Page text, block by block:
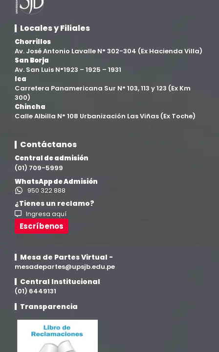
Locales y Filiales
Chorrillos
Av. José Antonio Lavalle N° 302-304 (Ex Hacienda Villa)
San Borja
Av. San Luis N°1923 – 1925 – 1931
Ica
Carretera Panamericana Sur N° 103, 113 y 123 (Ex Km
300)
Chincha
Calle Albilla N° 108 Urbanización Las Viñas (Ex Toche)
Contáctanos
Central de admisión
(01) 709-5999
WhatsApp de Admisión
950 322 888
¿Tienes un reclamo?
Ingresa aquí
Escríbenos
Mesa de Partes Virtual -
mesadepartes@upsjb.edu.pe
Central Institucional
(01) 6449131
Transparencia